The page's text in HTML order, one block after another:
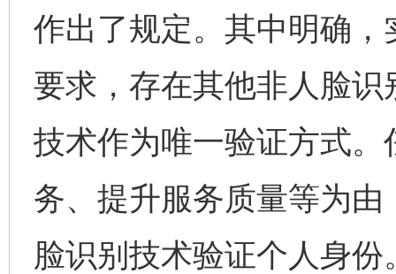
作出了规定。其中明确
要求，存在其他非人脸
技术作为唯一验证方式
务、提升服务质量等为
脸识别技术验证个人身份